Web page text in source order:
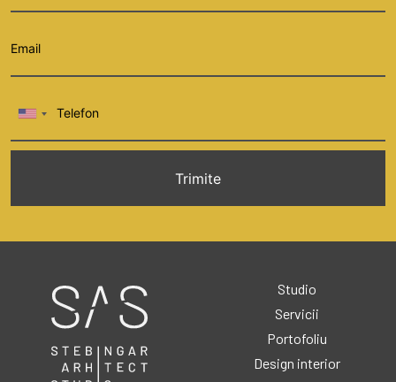
Trimite
Studio
Servicii
Portofoliu
Design interior